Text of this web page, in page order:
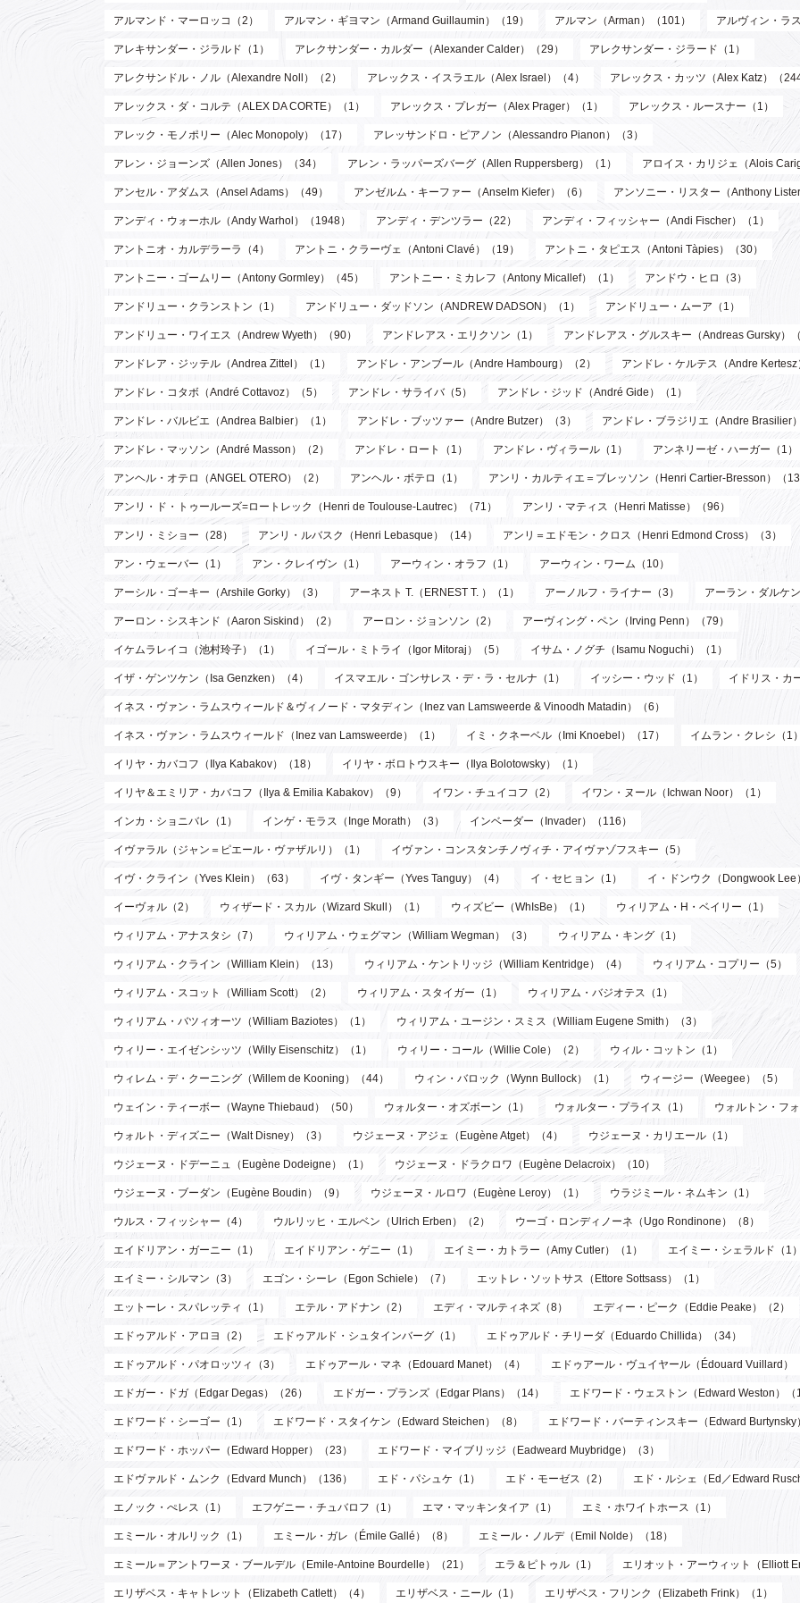
アルマンド・マーロッコ（2） アルマン・ギヨマン（Armand Guillaumin）（19） アルマン（Arman）（101） アルヴィン・ラ
アレキサンダー・ジラルド（1） アレクサンダー・カルダー（Alexander Calder）（29） アレクサンダー・ジラード（1）
アレクサンドル・ノル（Alexandre Noll）（2） アレックス・イスラエル（Alex Israel）（4） アレックス・カッツ（Alex Katz）（
アレックス・ダ・コルテ（ALEX DA CORTE）（1） アレックス・プレガー（Alex Prager）（1） アレックス・ルースナー（1）
アレック・モノポリー（Alec Monopoly）（17） アレッサンドロ・ピアノン（Alessandro Pianon）（3）
アレン・ジョーンズ（Allen Jones）（34） アレン・ラッパーズバーグ（Allen Ruppersberg）（1） アロイス・カリジェ（Alois
アンセル・アダムス（Ansel Adams）（49） アンゼルム・キーファー（Anselm Kiefer）（6） アンソニー・リスター（Anthony
アンディ・ウォーホル（Andy Warhol）（1948） アンディ・デンツラー（22） アンディ・フィッシャー（Andi Fischer）（1）
アントニオ・カルデラーラ（4） アントニ・クラーヴェ（Antoni Clavé）（19） アントニ・タピエス（Antoni Tàpies）（30）
アントニー・ゴームリー（Antony Gormley）（45） アントニー・ミカレフ（Antony Micallef）（1） アンドウ・ヒロ（3）
アンドリュー・クランストン（1） アンドリュー・ダッドソン（ANDREW DADSON）（1） アンドリュー・ムーア（1）
アンドリュー・ワイエス（Andrew Wyeth）（90） アンドレアス・エリクソン（1） アンドレアス・グルスキー（Andreas Gursky）
アンドレア・ジッテル（Andrea Zittel）（1） アンドレ・アンブール（Andre Hambourg）（2） アンドレ・ケルテス（Andre
アンドレ・コタボ（André Cottavoz）（5） アンドレ・サライバ（5） アンドレ・ジッド（André Gide）（1）
アンドレ・バルビエ（Andrea Balbier）（1） アンドレ・ブッツァー（Andre Butzer）（3） アンドレ・ブラジリエ（Andre Brasilier
アンドレ・マッソン（André Masson）（2） アンドレ・ロート（1） アンドレ・ヴィラール（1） アンネリーゼ・ハーガー（1）
アンヘル・オテロ（ANGEL OTERO）（2） アンヘル・ボテロ（1） アンリ・カルティエ＝ブレッソン（Henri Cartier-Bresson）（
アンリ・ド・トゥールーズ=ロートレック（Henri de Toulouse-Lautrec）（71） アンリ・マティス（Henri Matisse）（96）
アンリ・ミショー（28） アンリ・ルバスク（Henri Lebasque）（14） アンリ＝エドモン・クロス（Henri Edmond Cross）（3）
アン・ウェーバー（1） アン・クレイヴン（1） アーウィン・オラフ（1） アーウィン・ワーム（10）
アーシル・ゴーキー（Arshile Gorky）（3） アーネスト T.（ERNEST T. ）（1） アーノルフ・ライナー（3） アーラン・ダルケ
アーロン・シスキンド（Aaron Siskind）（2） アーロン・ジョンソン（2） アーヴィング・ペン（Irving Penn）（79）
イケムラレイコ（池村玲子）（1） イゴール・ミトライ（Igor Mitoraj）（5） イサム・ノグチ（Isamu Noguchi）（1）
イザ・ゲンツケン（Isa Genzken）（4） イスマエル・ゴンサレス・デ・ラ・セルナ（1） イッシー・ウッド（1） イドリス・カ
イネス・ヴァン・ラムスウィールド＆ヴィノード・マタディン（Inez van Lamsweerde & Vinoodh Matadin）（6）
イネス・ヴァン・ラムスウィールド（Inez van Lamsweerde）（1） イミ・クネーベル（Imi Knoebel）（17） イムラン・クレシ（1
イリヤ・カバコフ（Ilya Kabakov）（18） イリヤ・ボロトウスキー（Ilya Bolotowsky）（1）
イリヤ＆エミリア・カバコフ（Ilya & Emilia Kabakov）（9） イワン・チュイコフ（2） イワン・ヌール（Ichwan Noor）（1）
インカ・ショニバレ（1） インゲ・モラス（Inge Morath）（3） インベーダー（Invader）（116）
イヴァラル（ジャン＝ピエール・ヴァザルリ）（1） イヴァン・コンスタンチノヴィチ・アイヴァゾフスキー（5）
イヴ・クライン（Yves Klein）（63） イヴ・タンギー（Yves Tanguy）（4） イ・セヒョン（1） イ・ドンウク（Dongwook Lee
イーヴォル（2） ウィザード・スカル（Wizard Skull）（1） ウィズビー（WhIsBe）（1） ウィリアム・H・ベイリー（1）
ウィリアム・アナスタシ（7） ウィリアム・ウェグマン（William Wegman）（3） ウィリアム・キング（1）
ウィリアム・クライン（William Klein）（13） ウィリアム・ケントリッジ（William Kentridge）（4） ウィリアム・コプリー（5）
ウィリアム・スコット（William Scott）（2） ウィリアム・スタイガー（1） ウィリアム・バジオテス（1）
ウィリアム・バツィオーツ（William Baziotes）（1） ウィリアム・ユージン・スミス（William Eugene Smith）（3）
ウィリー・エイゼンシッツ（Willy Eisenschitz）（1） ウィリー・コール（Willie Cole）（2） ウィル・コットン（1）
ウィレム・デ・クーニング（Willem de Kooning）（44） ウィン・バロック（Wynn Bullock）（1） ウィージー（Weegee）（5）
ウェイン・ティーボー（Wayne Thiebaud）（50） ウォルター・オズボーン（1） ウォルター・プライス（1） ウォルトン・フ
ウォルト・ディズニー（Walt Disney）（3） ウジェーヌ・アジェ（Eugène Atget）（4） ウジェーヌ・カリエール（1）
ウジェーヌ・ドデーニュ（Eugène Dodeigne）（1） ウジェーヌ・ドラクロワ（Eugène Delacroix）（10）
ウジェーヌ・ブーダン（Eugène Boudin）（9） ウジェーヌ・ルロワ（Eugène Leroy）（1） ウラジミール・ネムキン（1）
ウルス・フィッシャー（4） ウルリッヒ・エルベン（Ulrich Erben）（2） ウーゴ・ロンディノーネ（Ugo Rondinone）（8）
エイドリアン・ガーニー（1） エイドリアン・ゲニー（1） エイミー・カトラー（Amy Cutler）（1） エイミー・シェラルド（1
エイミー・シルマン（3） エゴン・シーレ（Egon Schiele）（7） エットレ・ソットサス（Ettore Sottsass）（1）
エットーレ・スパレッティ（1） エテル・アドナン（2） エディ・マルティネズ（8） エディー・ピーク（Eddie Peake）（2）
エドゥアルド・アロヨ（2） エドゥアルド・シュタインバーグ（1） エドゥアルド・チリーダ（Eduardo Chillida）（34）
エドゥアルド・パオロッツィ（3） エドゥアール・マネ（Edouard Manet）（4） エドゥアール・ヴュイヤール（Édouard Vuillard）
エドガー・ドガ（Edgar Degas）（26） エドガー・プランズ（Edgar Plans）（14） エドワード・ウェストン（Edward Weston）（
エドワード・シーゴー（1） エドワード・スタイケン（Edward Steichen）（8） エドワード・バーティンスキー（Edward Burtynsky
エドワード・ホッパー（Edward Hopper）（23） エドワード・マイブリッジ（Eadweard Muybridge）（3）
エドヴァルド・ムンク（Edvard Munch）（136） エド・パシュケ（1） エド・モーゼス（2） エド・ルシェ（Ed／Edward
エノック・ぺレス（1） エフゲニー・チュバロフ（1） エマ・マッキンタイア（1） エミ・ホワイトホース（1）
エミール・オルリック（1） エミール・ガレ（Émile Gallé）（8） エミール・ノルデ（Emil Nolde）（18）
エミール＝アントワーヌ・ブールデル（Emile-Antoine Bourdelle）（21） エラ＆ピトゥル（1） エリオット・アーウィット（Elliott
エリザベス・キャトレット（Elizabeth Catlett）（4） エリザベス・ニール（1） エリザベス・フリンク（Elizabeth Frink）（1）